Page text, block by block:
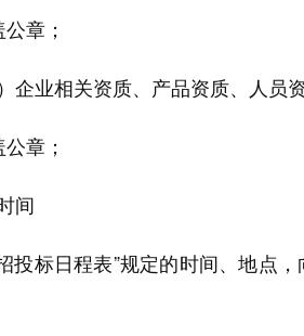
公章 ；
企业相关资质、 产品资质、 人员
章；
间
投标日程表”规定的时间、地点